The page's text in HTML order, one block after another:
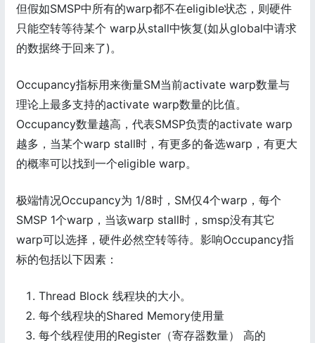
但假如SMSP中所有的warp都不在eligible状态，则硬件
只能空转等待某个 warp从stall中恢复(如从global中请求
的数据终于回来了)。
Occupancy指标用来衡量SM当前activate warp数量与
理论上最多支持的activate warp数量的比值。
Occupancy数量越高，代表SMSP负责的activate warp
越多，当某个warp stall时，有更多的备选warp，有更大
的概率可以找到一个eligible warp。
极端情况Occupancy为 1/8时，SM仅4个warp，每个
SMSP 1个warp，当该warp stall时，smsp没有其它
warp可以选择，硬件必然空转等待。影响Occupancy指
标的包括以下因素：
Thread Block 线程块的大小。
每个线程块的Shared Memory使用量
每个线程使用的Register（寄存器数量） 高的